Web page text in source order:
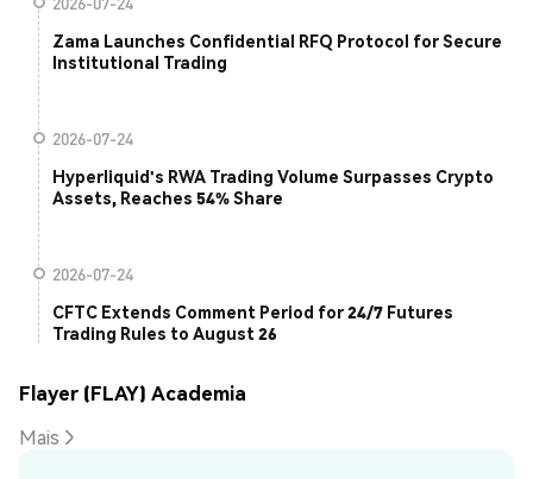
Zama Launches Confidential RFQ Protocol for Secure
Institutional Trading
2026-07-24
Hyperliquid's RWA Trading Volume Surpasses Crypto
Assets, Reaches 54% Share
2026-07-24
CFTC Extends Comment Period for 24/7 Futures
Trading Rules to August 26
Flayer (FLAY) Academia
Mais